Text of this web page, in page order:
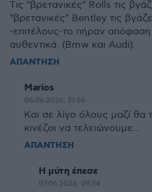
Tις "βρετανικές" Rolls τις
"βρετανικές" Bentley τις
-επιτέλους-το πήραν
αυθεντικά. (Bmw και Audi).
ΑΠΑΝΤΗΣΗ
Marios
06.06.2026, 21:56
Και σε λίγο όλους μαζί
κινέζοι να τελειώνουμε…
ΑΠΑΝΤΗΣΗ
Η μύτη έπεσε
07.06.2026, 09:34